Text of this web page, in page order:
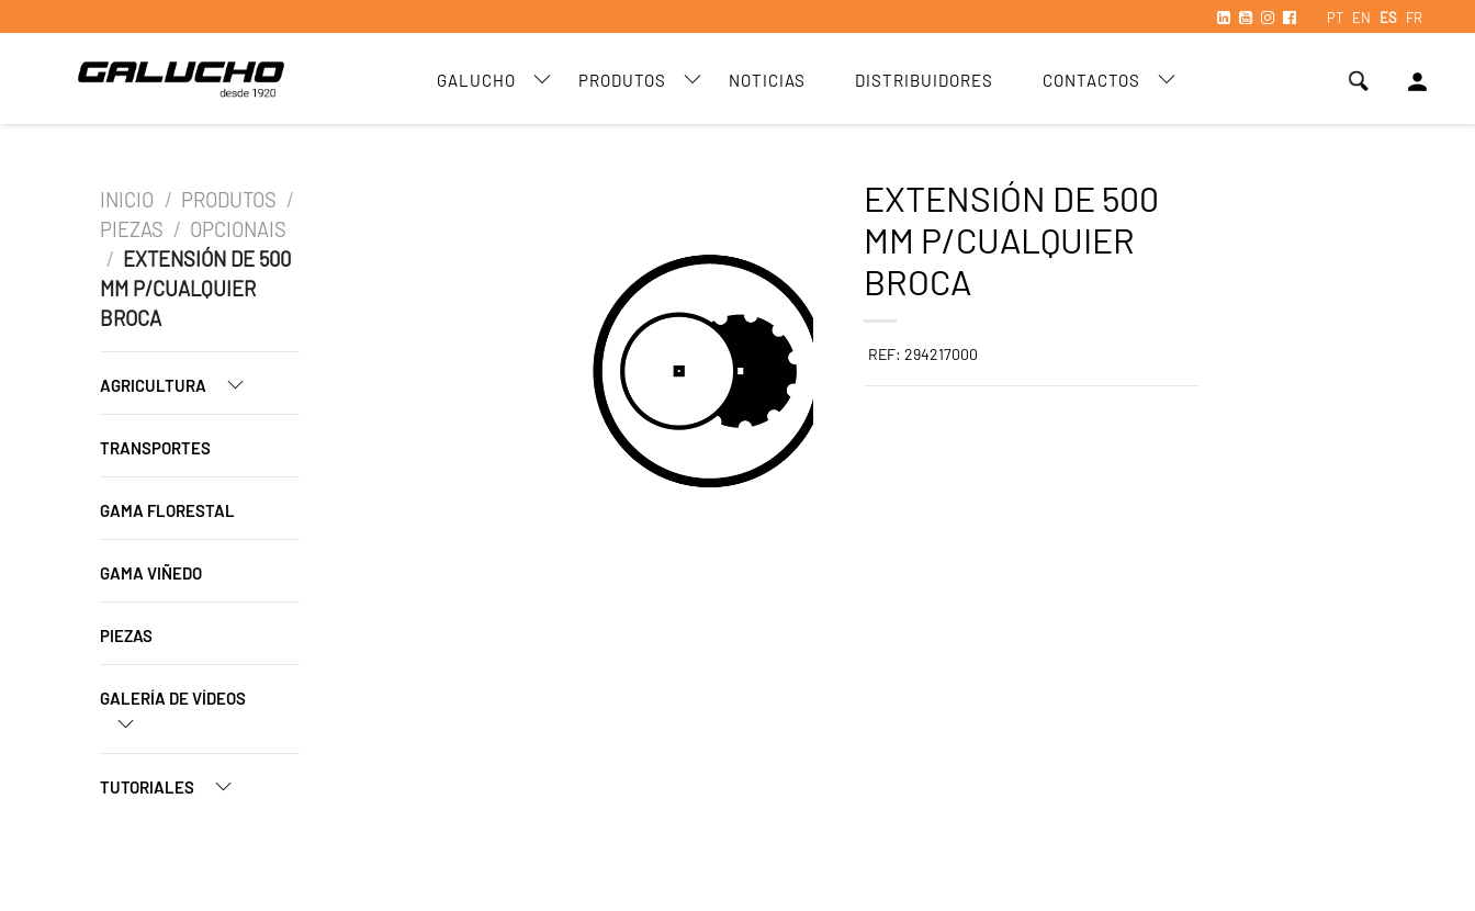
PT EN ES FR
GALUCHO PRODUTOS NOTICIAS DISTRIBUIDORES CONTACTOS person
INICIO / PRODUTOS /
PIEZAS / OPCIONAIS
/ EXTENSIÓN DE 500
MM P/CUALQUIER
BROCA
AGRICULTURA
TRANSPORTES
GAMA FLORESTAL
GAMA VIÑEDO
PIEZAS
GALERÍA DE VÍDEOS
TUTORIALES
EXTENSIÓN DE 500
MM P/CUALQUIER
BROCA
REF: 294217000